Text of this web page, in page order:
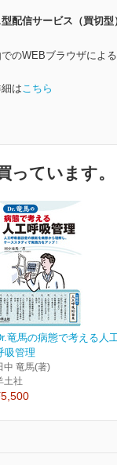
配信サービス（買切型
のWEBブラウザによ
はこちら
っています。
竜馬の病態で考える人
吸管理
中 竜馬(著)
土社